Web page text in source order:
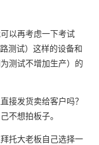
以再考虑一下考试
测试）这样的设备和
测试不增加生产）的
接发货卖给客户吗？
不想拍板子。
托大老板自己选择一